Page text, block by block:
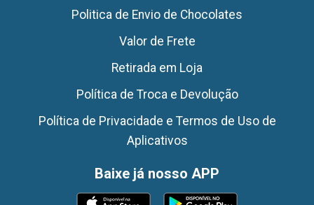
Politica de Envio de Chocolates
Valor de Frete
Retirada em Loja
Política de Troca e Devolução
Política de Privacidade e Termos de Uso de
Aplicativos
Baixe já nosso APP